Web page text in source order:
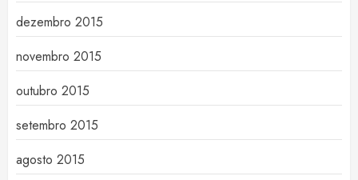
dezembro 2015
novembro 2015
outubro 2015
setembro 2015
agosto 2015